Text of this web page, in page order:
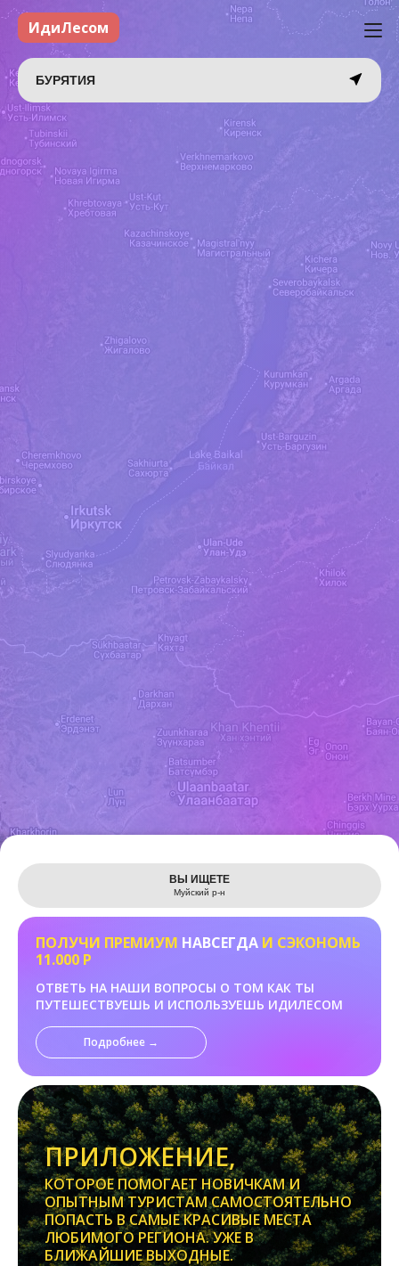
Leaflet
ИдиЛесом
БУРЯТИЯ
ВЫ ИЩЕТЕ
Муйский р-н
ПОЛУЧИ ПРЕМИУМ НАВСЕГДА И СЭКОНОМЬ
11.000 Р
ОТВЕТЬ НА НАШИ ВОПРОСЫ О ТОМ КАК ТЫ
ПУТЕШЕСТВУЕШЬ И ИСПОЛЬЗУЕШЬ ИДИЛЕСОМ
Подробнее →
ПРИЛОЖЕНИЕ,
КОТОРОЕ ПОМОГАЕТ НОВИЧКАМ И
ОПЫТНЫМ ТУРИСТАМ САМОСТОЯТЕЛЬНО
ПОПАСТЬ В САМЫЕ КРАСИВЫЕ МЕСТА
ЛЮБИМОГО РЕГИОНА. УЖЕ В
БЛИЖАЙШИЕ ВЫХОДНЫЕ.